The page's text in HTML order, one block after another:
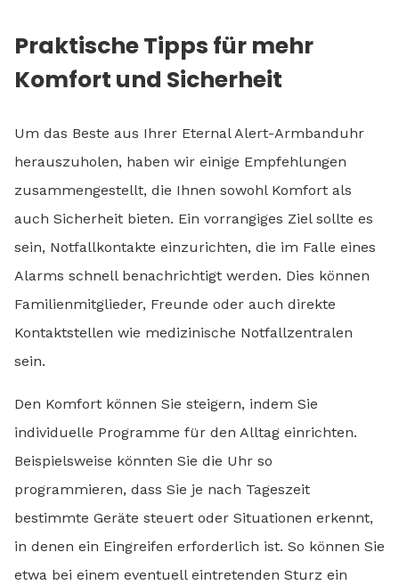
Praktische Tipps für mehr
Komfort und Sicherheit
Um das Beste aus Ihrer Eternal Alert-Armbanduhr
herauszuholen, haben wir einige Empfehlungen
zusammengestellt, die Ihnen sowohl Komfort als
auch Sicherheit bieten. Ein vorrangiges Ziel sollte es
sein, Notfallkontakte einzurichten, die im Falle eines
Alarms schnell benachrichtigt werden. Dies können
Familienmitglieder, Freunde oder auch direkte
Kontaktstellen wie medizinische Notfallzentralen
sein.
Den Komfort können Sie steigern, indem Sie
individuelle Programme für den Alltag einrichten.
Beispielsweise könnten Sie die Uhr so
programmieren, dass Sie je nach Tageszeit
bestimmte Geräte steuert oder Situationen erkennt,
in denen ein Eingreifen erforderlich ist. So können Sie
etwa bei einem eventuell eintretenden Sturz ein